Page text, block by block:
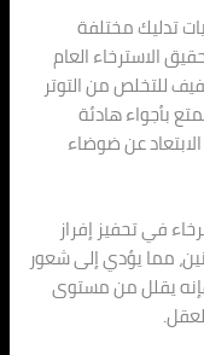
تدليك مختلفة
الاسترخاء العام
للتخلص من التوتر
بأجواء هادئة
عن ضوضاء
في تحفيز إفراز
مما يؤدي إلى شعور
فإنه يقلل من مستوى